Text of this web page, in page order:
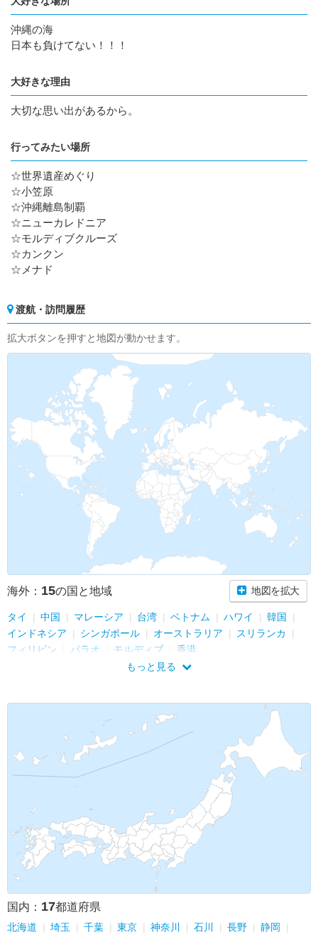
沖縄の海
日本も負けてない！！！
大好きな理由
大切な思い出があるから。
行ってみたい場所
☆世界遺産めぐり
☆小笠原
☆沖縄離島制覇
☆ニューカレドニア
☆モルディブクルーズ
☆カンクン
☆メナド
渡航・訪問履歴
拡大ボタンを押すと地図が動かせます。
海外： 15の国と地域 地図を拡大
タイ 中国 マレーシア 台湾 ベトナム ハワイ
韓国
インドネシア
シンガポール オーストラリア
スリランカ
フィリピン
パラオ モルディブ
香港
もっと見る
国内： 17都道府県
北海道 埼玉 千葉 東京 神奈川 石川 長野
静岡